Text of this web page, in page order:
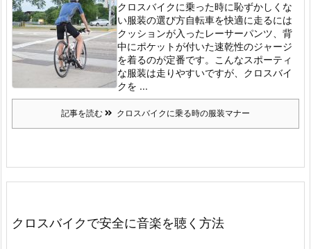
クロスバイクに乗った時に恥ずかしくな
い服装の選び方自転車を快適に走るには
クッションが入ったレーサーパンツ、背
中にポケットが付いた速乾性のジャージ
を着るのが定番です。
こんなスポーティ
な服装は走りやすいですが、クロスバイ
クを ...
記事を読む クロスバイクに乗る時の服装マナー
クロスバイクで安全に音楽を聴く方法